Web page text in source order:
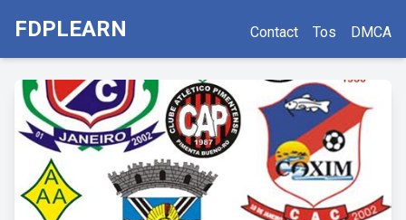
FDPLEARN Contact Tos DMCA